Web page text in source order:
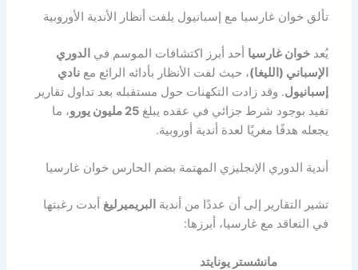
تألق خوان غارسيا مع إسبانيول يلفت أنظار الأندية الأوروبية
يُعدخوان غارسيا أحد أبرز اكتشافات الموسم في الدوري
الإسباني (الليغا)، حيث لفت الأنظار بأدائه الرائع معنادي
إسبانيول. وقد زادت التكهنات حول مستقبله بعد تداول تقارير
تفيد بوجود شرط جزائي في عقده يبلغ25 مليون يورو
، ما
يجعله هدفًا مغريًا لعدة أندية أوروبية.
أندية الدوري الإنجليزي المهتمة بضم الحارس خوان غارسيا
تشير التقارير إلى أن عددًا من أندية البريميرليغ أبدت رغبتها
في التعاقد مع غارسيا، أبرزها:
مانشستر يونايتد